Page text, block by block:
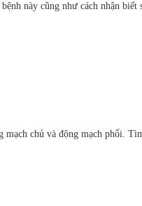
này cũng như cách nhận biết
chủ và động mạch phổi.